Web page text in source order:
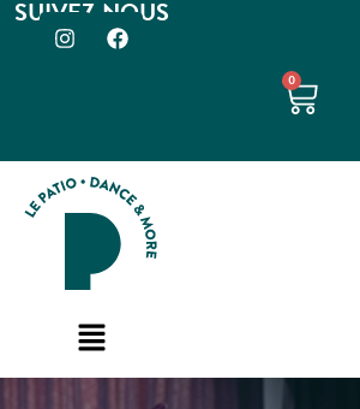
SUIVEZ-NOUS
0